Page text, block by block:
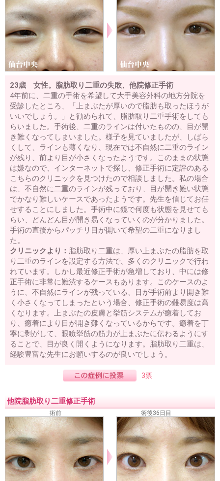
23歳 女性。脂肪取り二重の失敗、他院修正手術
4年前に、二重の手術を希望して大手美容外科の地方分院を
受診したところ、「上まぶたが厚いので脂肪も取ったほうが
いいでしょう。」と勧められて、脂肪取り二重手術をしても
らいました。手術後、二重のラインは付いたものの、目が開
き難くなってしまいました。様子を見ていましたが、しばら
くして、ラインも薄くなり、現在では不自然に二重のライン
が残り、前より目が小さくなったようです。このままの状態
は嫌なので、インターネットで探し、修正手術に定評のある
こちらのクリニックを見つけたので相談しました。私の場合
は、不自然に二重のラインが残っており、目が開き難い状態
でかなり難しいケースであったようです。先生を信じてお任
せすることにしました。手術中に鏡で何度も状態を見せても
らい、どんどん目が開き易くなっていくのが分かりました。
手術の直後からパッチリ目が開いて希望の二重になりまし
た。
クリニックより： 脂肪取り二重は、厚い上まぶたの脂肪を取
り二重のラインを設定する方法で、多くのクリニックで行わ
れています。しかし最近修正手術が急増しており、中には修
正手術に非常に難渋するケースもあります。このケースのよ
うに、不自然にラインが残っている、目が手術前より開き難
く小さくなってしまったという場合、修正手術の難易度は高
くなります。上まぶたの皮膚と挙筋システムが癒着してお
り、癒着により目が開き難くなっているからです。癒着を丁
寧に剥がして、眼瞼挙筋の筋力が上まぶたに伝わるようにす
ることで、目が良く開くようになります。脂肪取り二重は、
経験豊富な先生にお願いするのが良いでしょう。
3票
他院脂肪取り二重修正手術
術前 術後36日目